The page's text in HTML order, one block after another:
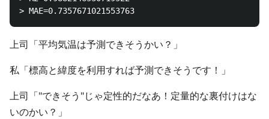
上司「平均気温は予測できそうかい？」
私「標高と緯度を利用すれば予測できそうです！」
上司「"できそう"じゃ定性的だなあ！定量的な裏付けはな
いのかい？」